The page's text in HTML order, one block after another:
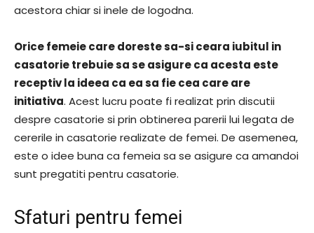
acestora chiar si inele de logodna.
Orice femeie care doreste sa-si ceara iubitul in
casatorie trebuie sa se asigure ca acesta este
receptiv la ideea ca ea sa fie cea care are
initiativa. Acest lucru poate fi realizat prin discutii
despre casatorie si prin obtinerea parerii lui legata de
cererile in casatorie realizate de femei. De asemenea,
este o idee buna ca femeia sa se asigure ca amandoi
sunt pregatiti pentru casatorie.
Sfaturi pentru femei